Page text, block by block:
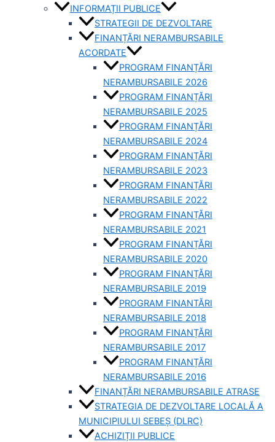
INFORMAȚII PUBLICE
STRATEGII DE DEZVOLTARE
FINANȚĂRI NERAMBURSABILE
ACORDATE
PROGRAM FINANȚĂRI
NERAMBURSABILE 2026
PROGRAM FINANȚĂRI
NERAMBURSABILE 2025
PROGRAM FINANȚĂRI
NERAMBURSABILE 2024
PROGRAM FINANȚĂRI
NERAMBURSABILE 2023
PROGRAM FINANȚĂRI
NERAMBURSABILE 2022
PROGRAM FINANȚĂRI
NERAMBURSABILE 2021
PROGRAM FINANȚĂRI
NERAMBURSABILE 2020
PROGRAM FINANȚĂRI
NERAMBURSABILE 2019
PROGRAM FINANTĂRI
NERAMBURSABILE 2018
PROGRAM FINANȚĂRI
NERAMBURSABILE 2017
PROGRAM FINANȚĂRI
NERAMBURSABILE 2016
FINANȚĂRI NERAMBURSABILE ATRASE
STRATEGIA DE DEZVOLTARE LOCALĂ A
MUNICIPIULUI SEBEȘ (DLRC)
ACHIZIȚII PUBLICE